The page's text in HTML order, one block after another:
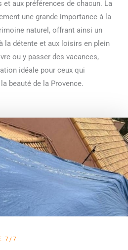
et aux préférences de chacun. La
une grande importance à la
naturel, offrant ainsi un
la détente et aux loisirs en plein
ou y passer des vacances,
idéale pour ceux qui
beauté de la Provence.
7/7